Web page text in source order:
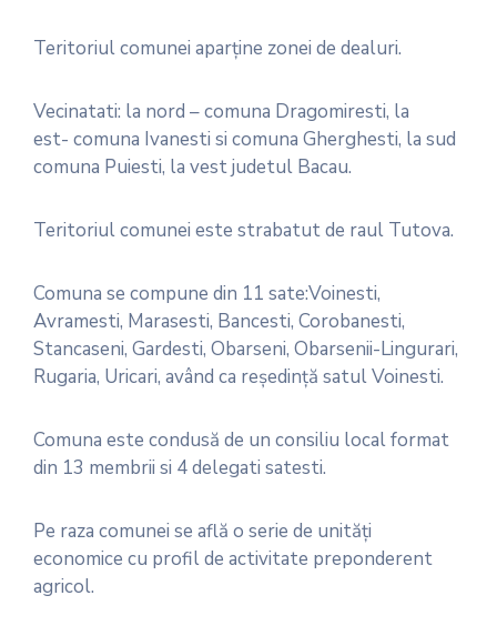
Teritoriul comunei aparţine zonei de dealuri.
Vecinatati: la nord – comuna Dragomiresti, la
est- comuna Ivanesti si comuna Gherghesti, la sud
comuna Puiesti, la vest judetul Bacau.
Teritoriul comunei este strabatut de raul Tutova.
Comuna se compune din 11 sate:Voinesti,
Avramesti, Marasesti, Bancesti, Corobanesti,
Stancaseni, Gardesti, Obarseni, Obarsenii-Lingurari,
Rugaria, Uricari, având ca reşedinţă satul Voinesti.
Comuna este condusă de un consiliu local format
din 13 membrii si 4 delegati satesti.
Pe raza comunei se află o serie de unităţi
economice cu profil de activitate preponderent
agricol.